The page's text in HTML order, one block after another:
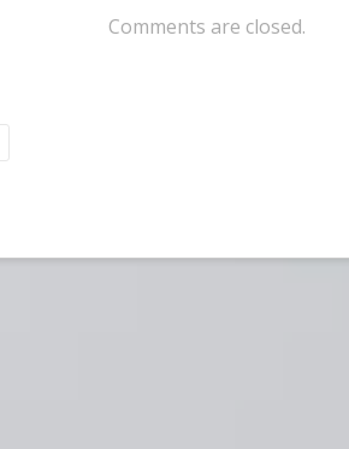
Comments are closed.